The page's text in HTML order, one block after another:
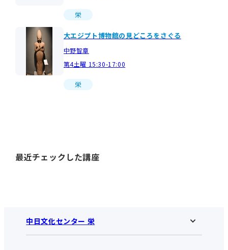
栄
大エジプト博物館の見どころをさぐる
中野智章
第4土曜 15:30-17:00
栄
最近チェックした講座
中日文化センター 栄